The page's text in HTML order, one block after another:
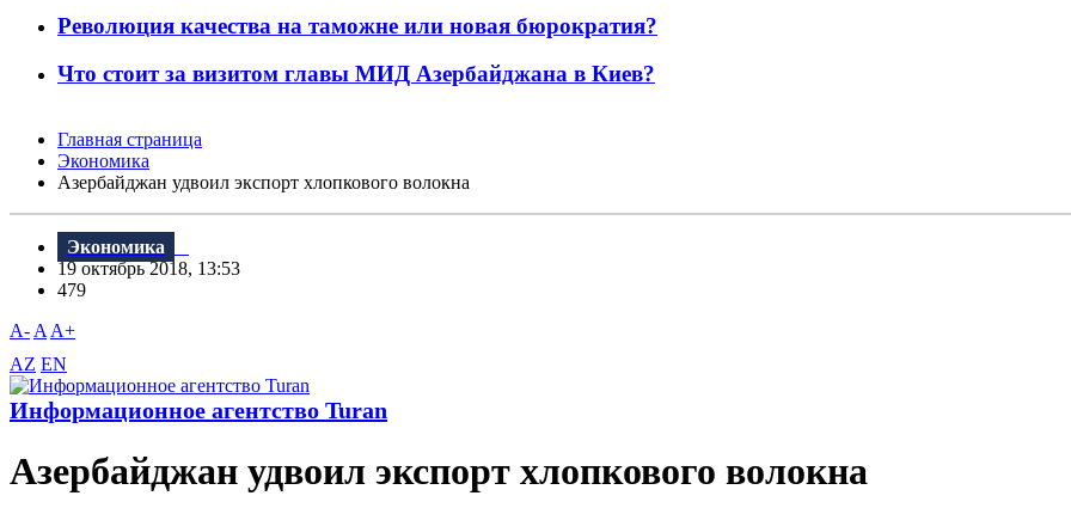
Революция качества на таможне или новая бюрократия?
Что стоит за визитом главы МИД Азербайджана в Киев?
Главная страница
Экономика
Азербайджан удвоил экспорт хлопкового волокна
Экономика
19 октябрь 2018, 13:53
479
A- A A+
AZ EN
Информационное агентство Turan
Азербайджан удвоил экспорт хлопкового волокна